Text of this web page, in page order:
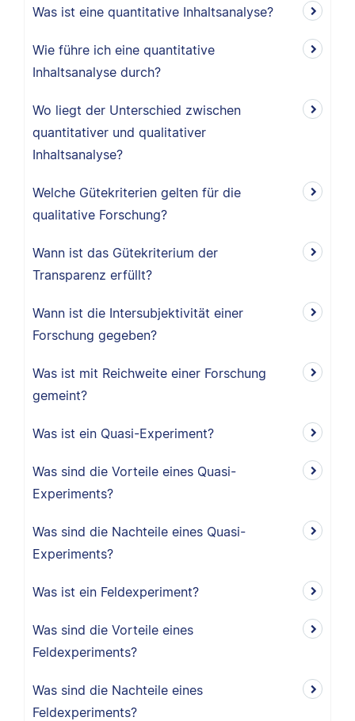
Was ist eine quantitative Inhaltsanalyse?
Wie führe ich eine quantitative
Inhaltsanalyse durch?
Wo liegt der Unterschied zwischen
quantitativer und qualitativer
Inhaltsanalyse?
Welche Gütekriterien gelten für die
qualitative Forschung?
Wann ist das Gütekriterium der
Transparenz erfüllt?
Wann ist die Intersubjektivität einer
Forschung gegeben?
Was ist mit Reichweite einer Forschung
gemeint?
Was ist ein Quasi-Experiment?
Was sind die Vorteile eines Quasi-
Experiments?
Was sind die Nachteile eines Quasi-
Experiments?
Was ist ein Feldexperiment?
Was sind die Vorteile eines
Feldexperiments?
Was sind die Nachteile eines
Feldexperiments?